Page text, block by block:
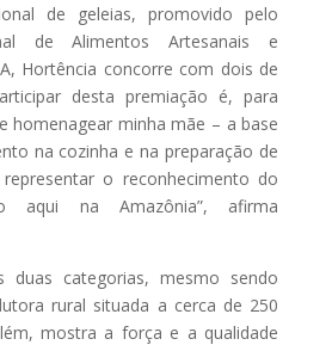
de geleias, promovido pelo
de Alimentos Artesanais e
Hortência concorre com dois de
desta premiação é, para
homenagear minha mãe – a base
na cozinha e na preparação de
o reconhecimento do
aqui na Amazônia”, afirma
duas categorias, mesmo sendo
rural situada a cerca de 250
mostra a força e a qualidade